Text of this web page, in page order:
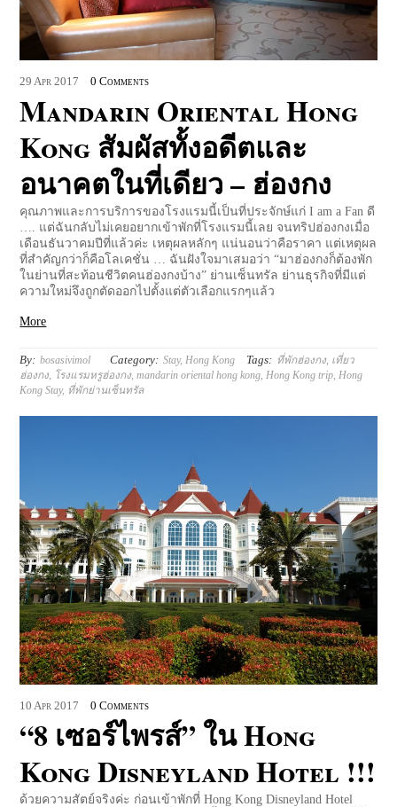
29 Apr 2017 0 Comments
Mandarin Oriental Hong
Kong สัมผัสทั้งอดีตและ
อนาคตในที่เดียว – ฮ่องกง
คุณภาพและการบริการของโรงแรมนี้เป็นที่ประจักษ์แก่ I am a Fan ดี
…. แต่ฉันกลับไม่เคยอยากเข้าพักที่โรงแรมนี้เลย จนทริปฮ่องกงเมื่อ
เดือนธันวาคมปีที่แล้วค่ะ เหตุผลหลักๆ แน่นอนว่าคือราคา แต่เหตุผล
ที่สำคัญกว่าก็คือโลเคชั่น … ฉันฝังใจมาเสมอว่า “มาฮ่องกงก็ต้องพัก
ในย่านที่สะท้อนชีวิตคนฮ่องกงบ้าง” ย่านเซ็นทรัล ย่านธุรกิจที่มีแต่
ความใหม่จึงถูกตัดออกไปตั้งแต่ตัวเลือกแรกๆแล้ว
More
By: bosasivimol Category: Stay,Hong Kong Tags: ที่พักฮ่องกง, เที่ยว
ฮ่องกง, โรงแรมหรูฮ่องกง,mandarin oriental hong kong,Hong Kong trip,Hong
Kong Stay, ที่พักย่านเซ็นทรัล
10 Apr 2017 0 Comments
“8 เซอร์ไพรส์” ใน Hong
Kong Disneyland Hotel !!!
ด้วยความสัตย์จริงค่ะ ก่อนเข้าพักที่ Hong Kong Disneyland Hotel